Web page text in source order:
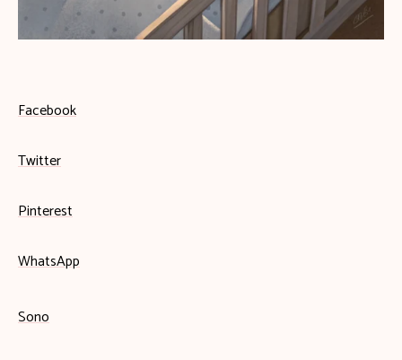
Facebook
Twitter
Pinterest
WhatsApp
Sono